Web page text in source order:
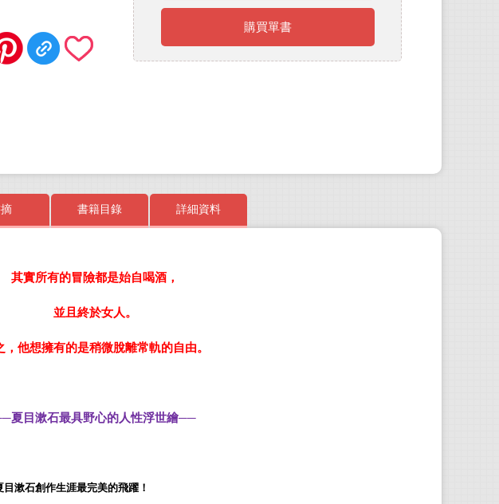
購買單書
書籍目錄 詳細資料
其實所有的冒險都是始自喝酒，
並且終於女人。
，他想擁有的是稍微脫離常軌的自由。
夏目漱石最具野心的人性浮世繪──
漱石創作生涯最完美的飛躍！